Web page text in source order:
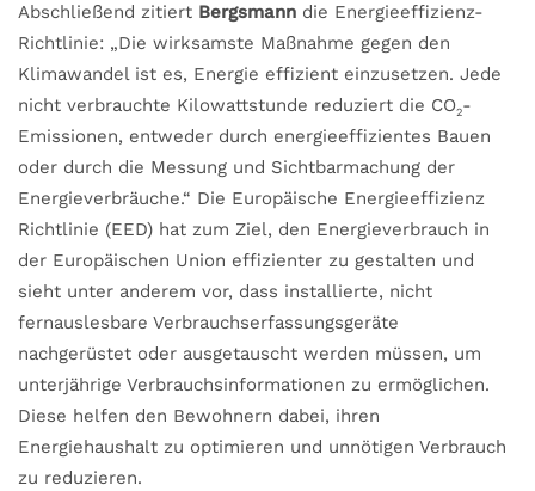
Abschließend zitiert Bergsmann die Energieeffizienz-
Richtlinie: „Die wirksamste Maßnahme gegen den
Klimawandel ist es, Energie effizient einzusetzen. Jede
nicht verbrauchte Kilowattstunde reduziert die CO2-
Emissionen, entweder durch energieeffizientes Bauen
oder durch die Messung und Sichtbarmachung der
Energieverbräuche.“ Die Europäische Energieeffizienz
Richtlinie (EED) hat zum Ziel, den Energieverbrauch in
der Europäischen Union effizienter zu gestalten und
sieht unter anderem vor, dass installierte, nicht
fernauslesbare Verbrauchserfassungsgeräte
nachgerüstet oder ausgetauscht werden müssen, um
unterjährige Verbrauchsinformationen zu ermöglichen.
Diese helfen den Bewohnern dabei, ihren
Energiehaushalt zu optimieren und unnötigen Verbrauch
zu reduzieren.